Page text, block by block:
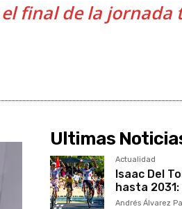
final de la jornada
Ultimas
Actualidad
Isaac Del
hasta 2031:
Andrés Álvarez